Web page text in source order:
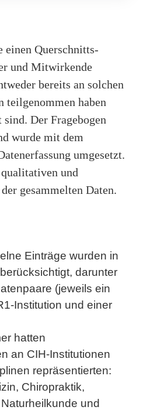
einen Querschnitts-
und Mitwirkende
bereits an solchen
teilgenommen haben
Der Fragebogen
wurde mit dem
umgesetzt.
und
gesammelten Daten.
Einträge wurden in
darunter
(jeweils ein
Institution und einer
hatten
an CIH-Institutionen
repräsentierten:
Chiropraktik,
und